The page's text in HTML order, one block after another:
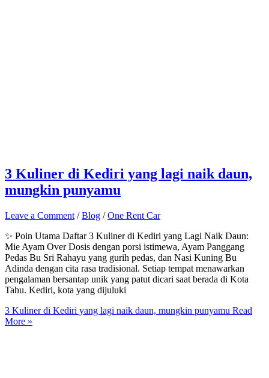
3 Kuliner di Kediri yang lagi naik daun,
mungkin punyamu
Leave a Comment /Blog /One Rent Car
✨ Poin Utama Daftar 3 Kuliner di Kediri yang Lagi Naik Daun:
Mie Ayam Over Dosis dengan porsi istimewa, Ayam Panggang
Pedas Bu Sri Rahayu yang gurih pedas, dan Nasi Kuning Bu
Adinda dengan cita rasa tradisional. Setiap tempat menawarkan
pengalaman bersantap unik yang patut dicari saat berada di Kota
Tahu. Kediri, kota yang dijuluki
3 Kuliner di Kediri yang lagi naik daun, mungkin punyamu Read
More »